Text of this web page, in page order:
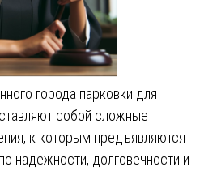
города парковки для
собой сложные
к которым предъявляются
надежности, долговечности и